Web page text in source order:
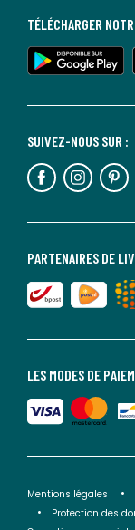
LES MODES DE
PARTENAIRES DE
SUIVEZ-NOUS SUR :
TÉLÉCHARGER
Mentions légales
Protection des